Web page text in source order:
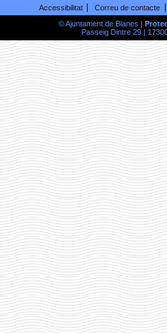
Accessibilitat
Correu de contacte
© Ajuntament de Blanes |
Passeig Dintre 29 |